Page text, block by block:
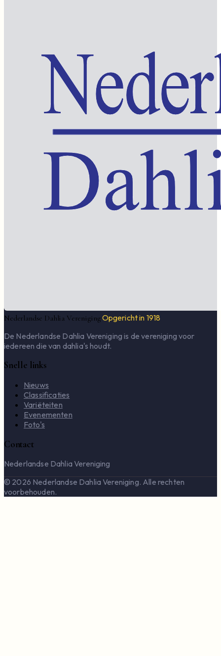
Nederlandse Dahlia VerenigingOpgericht in 1918
De Nederlandse Dahlia Vereniging is de vereniging voor
iedereen die van dahlia's houdt.
Snelle links
Nieuws
Classificaties
Variëteiten
Evenementen
Foto's
Contact
Nederlandse Dahlia Vereniging
© 2026 Nederlandse Dahlia Vereniging. Alle rechten
voorbehouden.